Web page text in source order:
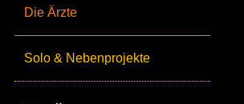
Die Ärzte
Solo & Nebenprojekte